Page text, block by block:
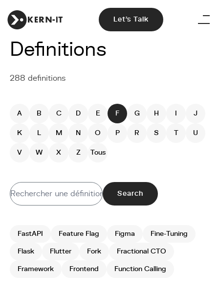
Let's Talk
Definitions
288 definitions
A B C D E F G H I J
K L M N O P R S T U
V W X Z Tous
Search
FastAPI Feature Flag Figma Fine-Tuning
Flask Flutter Fork Fractional CTO
Framework Frontend Function Calling